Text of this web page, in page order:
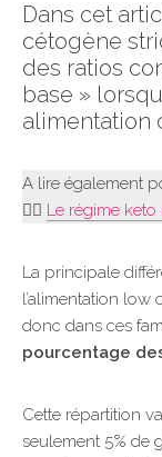
Dans cet
cétogène
des ratios
base »
alimentation
A lire également
👉🏻 Le régime keto
La principale
l’alimentation low
donc dans ces
pourcentage
Cette répartition
seulement 5% de